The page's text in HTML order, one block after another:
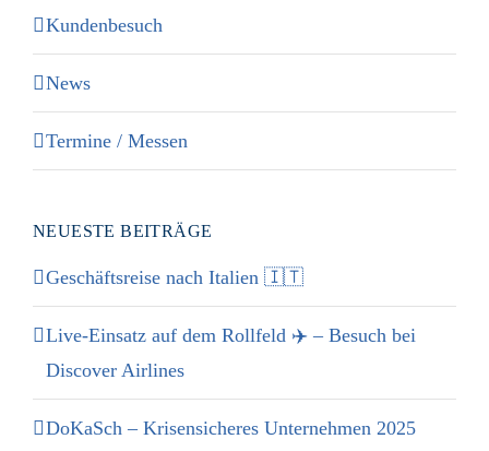
Kundenbesuch
News
Termine / Messen
NEUESTE BEITRÄGE
Geschäftsreise nach Italien 🇮🇹
Live-Einsatz auf dem Rollfeld ✈️ – Besuch bei
Discover Airlines
DoKaSch – Krisensicheres Unternehmen 2025